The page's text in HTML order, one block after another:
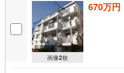
画像2枚
670万円